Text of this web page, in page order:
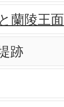
蘭陵王面
跡